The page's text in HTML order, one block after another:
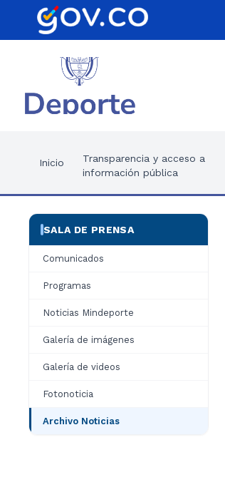
Inicio
Transparencia y acceso a
información pública
SALA DE PRENSA
Comunicados
Programas
Noticias Mindeporte
Galería de imágenes
Galería de videos
Fotonoticia
Archivo Noticias